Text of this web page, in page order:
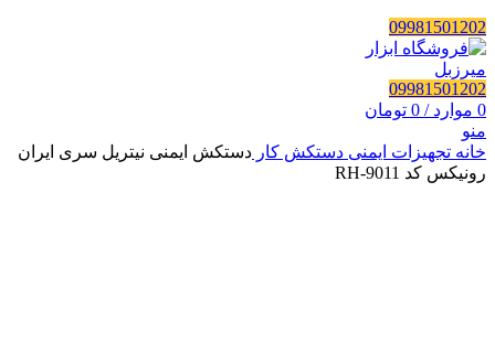
09981501202
09981501202
0 موارد /
0 تومان
منو
خانه تجهیزات ایمنی دستکش کار دستکش ایمنی نیتریل سری ایران
رونیکس کد RH-9011